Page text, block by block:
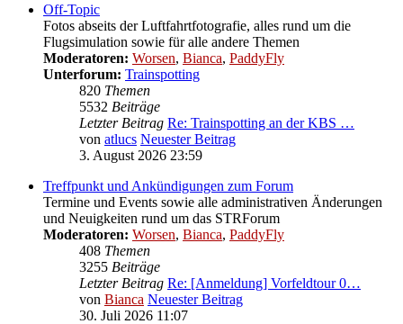
Off-Topic
Fotos abseits der Luftfahrtfotografie, alles rund um die
Flugsimulation sowie für alle andere Themen
Moderatoren: Worsen, Bianca, PaddyFly
Unterforum: Trainspotting
820 Themen
5532 Beiträge
Letzter Beitrag Re: Trainspotting an der KBS …
von atlucs Neuester Beitrag
3. August 2026 23:59
Treffpunkt und Ankündigungen zum Forum
Termine und Events sowie alle administrativen Änderungen
und Neuigkeiten rund um das STRForum
Moderatoren: Worsen, Bianca, PaddyFly
408 Themen
3255 Beiträge
Letzter Beitrag Re: [Anmeldung] Vorfeldtour 0…
von Bianca Neuester Beitrag
30. Juli 2026 11:07